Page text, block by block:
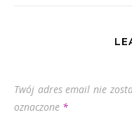
Twój adres email nie
oznaczone *